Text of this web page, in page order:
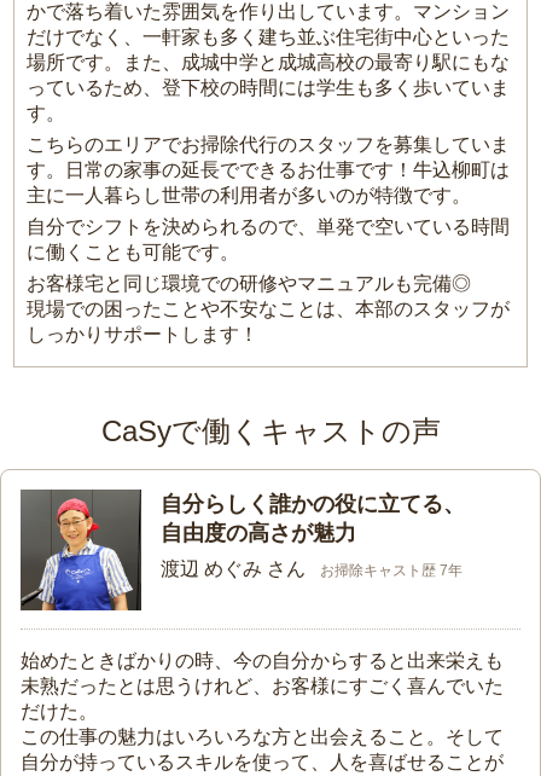
かで落ち着いた雰囲気を作り出しています。マンション
だけでなく、一軒家も多く建ち並ぶ住宅街中心といった
場所です。また、成城中学と成城高校の最寄り駅にもな
っているため、登下校の時間には学生も多く歩いていま
す。
こちらのエリアでお掃除代行のスタッフを募集していま
す。日常の家事の延長でできるお仕事です！牛込柳町は
主に一人暮らし世帯の利用者が多いのが特徴です。
自分でシフトを決められるので、単発で空いている時間
に働くことも可能です。
お客様宅と同じ環境での研修やマニュアルも完備◎
現場での困ったことや不安なことは、本部のスタッフが
しっかりサポートします！
CaSyで働くキャストの声
自分らしく誰かの役に立てる、
自由度の高さが魅力
渡辺 めぐみ さん お掃除キャスト歴 7年
始めたときばかりの時、今の自分からすると出来栄えも
未熟だったとは思うけれど、お客様にすごく喜んでいた
だけた。
この仕事の魅力はいろいろな方と出会えること。そして
自分が持っているスキルを使って、人を喜ばせることが